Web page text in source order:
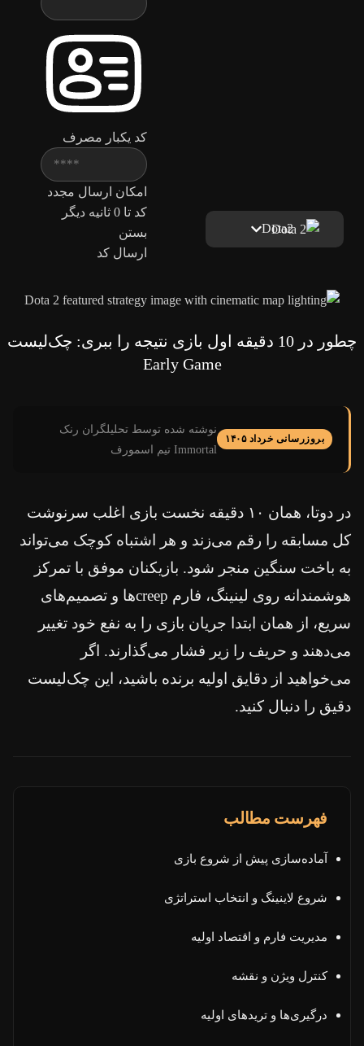
کد یکبار مصرف
امکان ارسال مجدد
کد تا 0ثانیه دیگر
بستن
ارسال کد
Dota2
چطور در 10 دقیقه اول بازی نتیجه را ببری: چک‌لیست
Early Game
بروزرسانی خرداد ۱۴۰۵
نوشته شده توسط تحلیلگران رنک
Immortal تیم اسمورف
در دوتا، همان ۱۰ دقیقه نخست بازی اغلب سرنوشت
کل مسابقه را رقم می‌زند و هر اشتباه کوچک می‌تواند
به باخت سنگین منجر شود. بازیکنان موفق با تمرکز
هوشمندانه روی لینینگ، فارم creepها و تصمیم‌های
سریع، از همان ابتدا جریان بازی را به نفع خود تغییر
می‌دهند و حریف را زیر فشار می‌گذارند. اگر
می‌خواهید از دقایق اولیه برنده باشید، این چک‌لیست
دقیق را دنبال کنید.
فهرست مطالب
آماده‌سازی پیش از شروع بازی
شروع لاینینگ و انتخاب استراتژی
مدیریت فارم و اقتصاد اولیه
کنترل ویژن و نقشه
درگیری‌ها و تریدهای اولیه